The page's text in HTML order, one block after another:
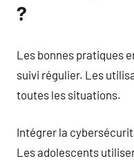
?
Les bonnes pratiques
suivi régulier. Les
toutes les situations.
Intégrer la
Les adolescents